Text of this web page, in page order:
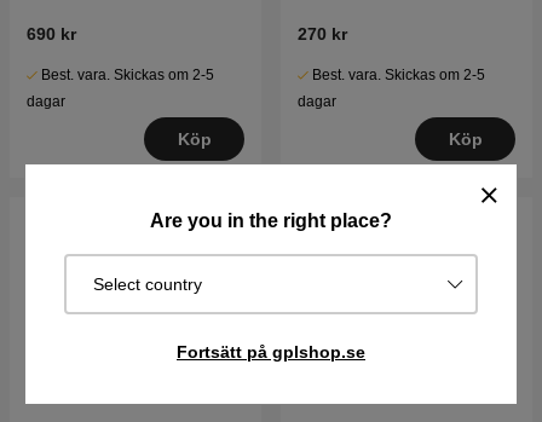
Are you in the right place?
Select country
Fortsätt på gplshop.se
690 kr
Best. vara. Skickas om 2-5
dagar
Köp
270 kr
Best. vara. Skickas om 2-5
dagar
Köp